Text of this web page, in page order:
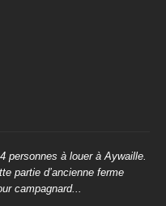
personnes à louer à Aywaille.
partie d’ancienne ferme
campagnard...